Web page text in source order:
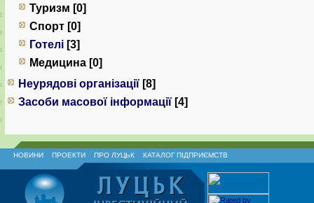
Туризм [0]
Спорт [0]
Готелі [3]
Медицина [0]
Неурядові організації [8]
Засоби масової інформації [4]
НОВИНИ ПРОЕКТИ ПРО ЛУЦЬК КАТАЛОГ ПІДПРИЄМСТВ